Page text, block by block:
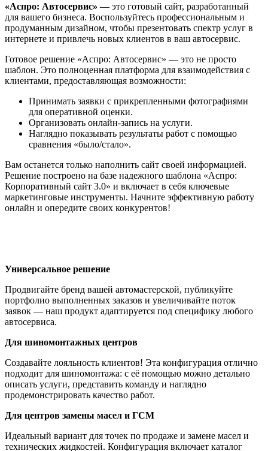
«Аспро: Автосервис» — это готовый сайт, разработанный
для вашего бизнеса. Воспользуйтесь профессиональным и
продуманным дизайном, чтобы презентовать спектр услуг в
интернете и привлечь новых клиентов в ваш автосервис.
Готовое решение «Аспро: Автосервис» — это не просто
шаблон. Это полноценная платформа для взаимодействия с
клиентами, предоставляющая возможности:
Принимать заявки с прикрепленными фотографиями
для оперативной оценки.
Организовать онлайн-запись на услуги.
Наглядно показывать результаты работ с помощью
сравнения «было/стало».
Вам останется только наполнить сайт своей информацией.
Решение построено на базе надежного шаблона «Аспро:
Корпоративный сайт 3.0» и включает в себя ключевые
маркетинговые инструменты. Начните эффективную работу
онлайн и опередите своих конкурентов!
Универсальное решение
Продвигайте бренд вашей автомастерской, публикуйте
портфолио выполненных заказов и увеличивайте поток
заявок — наш продукт адаптируется под специфику любого
автосервиса.
Для шиномонтажных центров
Создавайте лояльность клиентов! Эта конфигурация отлично
подходит для шиномонтажа: с её помощью можно детально
описать услуги, представить команду и наглядно
продемонстрировать качество работ.
Для центров замены масел и ГСМ
Идеальный вариант для точек по продаже и замене масел и
технических жидкостей. Конфигурация включает каталог